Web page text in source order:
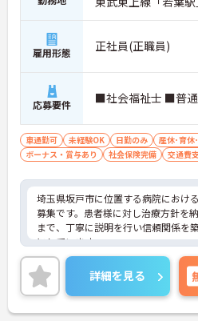
雇用形態 正社員(正職員)
応募要件 ■社会福祉士 ■普
車通勤可 未経験OK 日勤のみ
産休･育休
ボーナス・賞与あり
社会保険完備 交通費
埼玉県坂戸市に位置する病院におけ
募集です。患者様に対し治療方針を
まで、丁寧に説明を行い信頼関係を
にしています。
マイカー通勤が可能なので、通勤が
ん。週休2日制なので、メリハリをつ
できます。
ご興味のある方には、面接対策ポイ
に詳細をお話しいたしますのでお気
詳細を見る